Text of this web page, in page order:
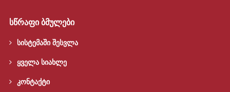
სწრაფი ბმულები
სისტემაში შესვლა
ყველა სიახლე
კონტაქტი